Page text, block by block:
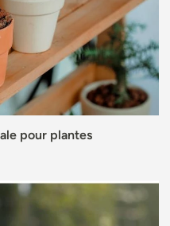
pour plantes